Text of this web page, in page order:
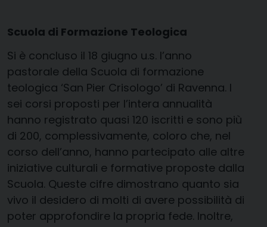
Scuola di Formazione Teologica
Si è concluso il 18 giugno u.s. l’anno
pastorale della Scuola di formazione
teologica ‘San Pier Crisologo’ di Ravenna. I
sei corsi proposti per l’intera annualità
hanno registrato quasi 120 iscritti e sono più
di 200, complessivamente, coloro che, nel
corso dell’anno, hanno partecipato alle altre
iniziative culturali e formative proposte dalla
Scuola. Queste cifre dimostrano quanto sia
vivo il desidero di molti di avere possibilità di
poter approfondire la propria fede. Inoltre,